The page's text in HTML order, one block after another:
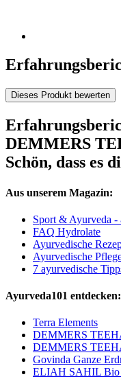
Dieses Produkt bewerten
DEMMERS
Schön, dass es
Aus unserem Magazin:
Sport & Ayurveda -
FAQ Hydrolate
Ayurvedische
Ayurvedische
7 ayurvedische
Ayurveda101 entdecken:
Terra Elements
DEMMERS
DEMMERS
Govinda Ganze
ELIAH SAHIL Bio